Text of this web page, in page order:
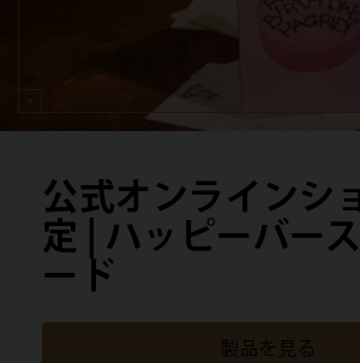
公式オンラインシ
定 | ハッピーバー
ード
製品を見る